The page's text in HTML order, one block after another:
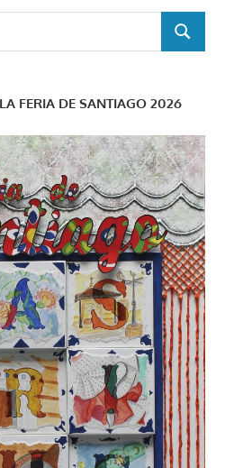
BUSCAR
FERIA DE SANTIAGO 2026